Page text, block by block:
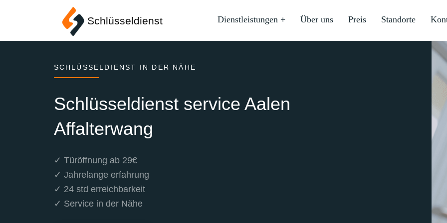
Schlüsseldienst Dienstleistungen + Über uns Preis Standorte
SCHLÜSSELDIENST IN DER NÄHE
Schlüsseldienst service Aalen
Affalterwang
✓ Türöffnung ab 29€
✓ Jahrelange erfahrung
✓ 24 std erreichbarkeit
✓ Service in der Nähe